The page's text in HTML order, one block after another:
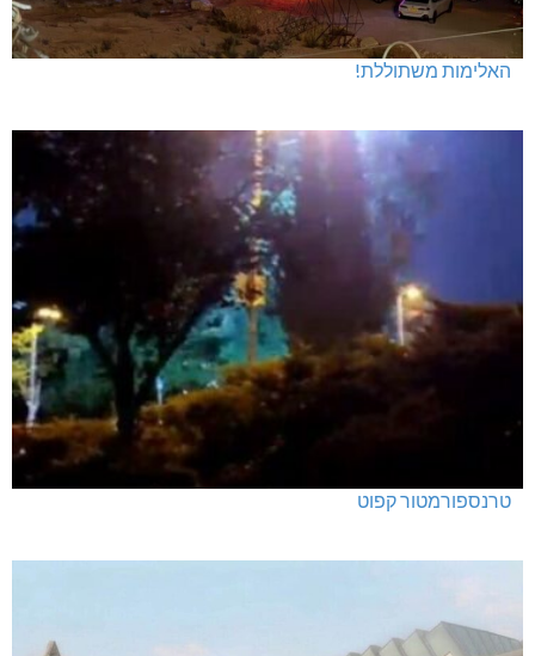
האלימות משתוללת!
טרנספורמטור קפוט